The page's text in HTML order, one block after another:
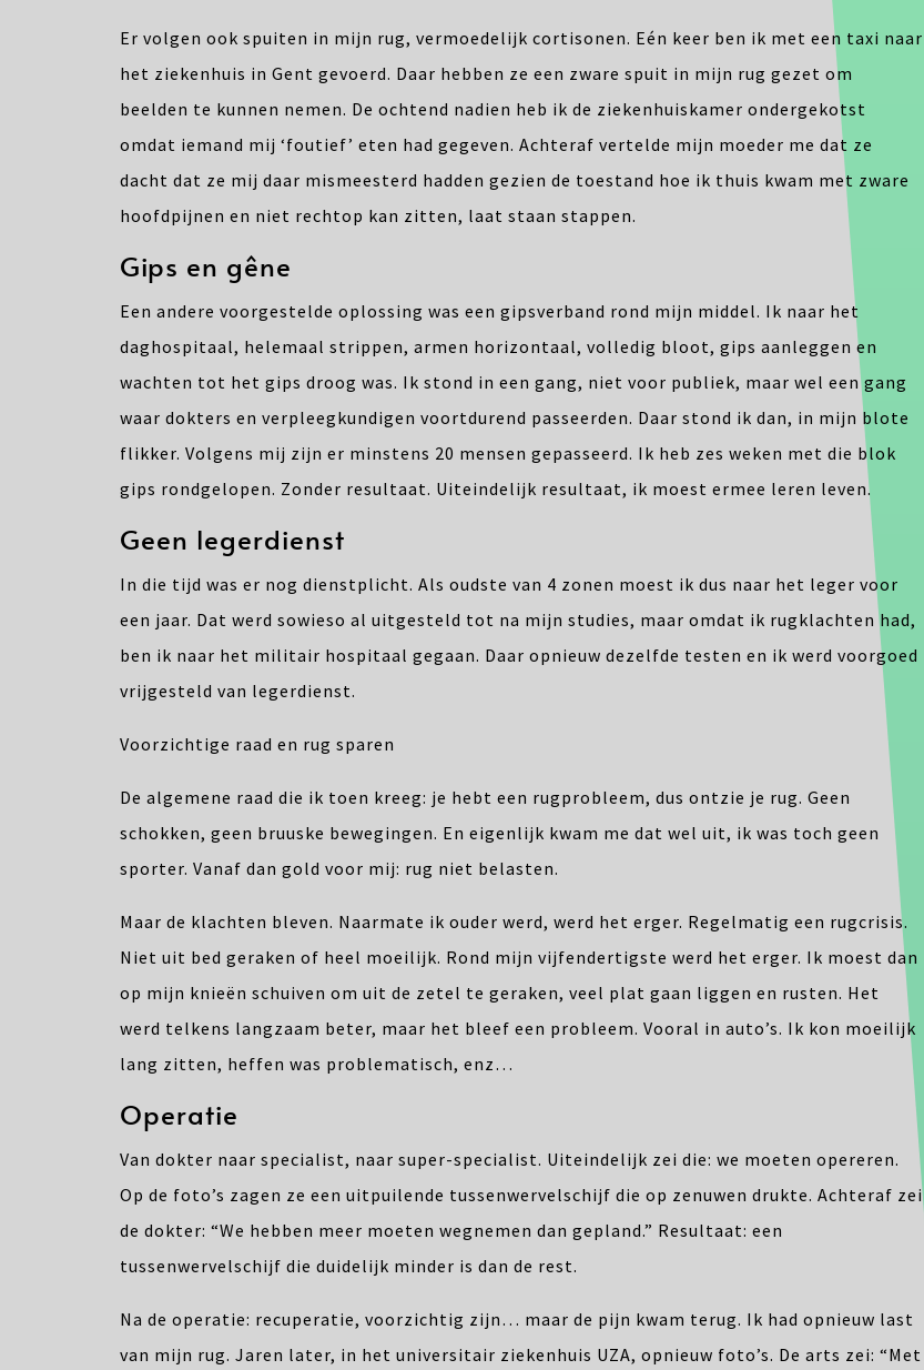
Er volgen ook spuiten in mijn rug, vermoedelijk cortisonen. Eén keer ben ik met een taxi naar
het ziekenhuis in Gent gevoerd. Daar hebben ze een zware spuit in mijn rug gezet om
beelden te kunnen nemen. De ochtend nadien heb ik de ziekenhuiskamer ondergekotst
omdat iemand mij ‘foutief’ eten had gegeven. Achteraf vertelde mijn moeder me dat ze
dacht dat ze mij daar mismeesterd hadden gezien de toestand hoe ik thuis kwam met zware
hoofdpijnen en niet rechtop kan zitten, laat staan stappen.
Gips en gêne
Een andere voorgestelde oplossing was een gipsverband rond mijn middel. Ik naar het
daghospitaal, helemaal strippen, armen horizontaal, volledig bloot, gips aanleggen en
wachten tot het gips droog was. Ik stond in een gang, niet voor publiek, maar wel een gang
waar dokters en verpleegkundigen voortdurend passeerden. Daar stond ik dan, in mijn blote
flikker. Volgens mij zijn er minstens 20 mensen gepasseerd. Ik heb zes weken met die blok
gips rondgelopen. Zonder resultaat. Uiteindelijk resultaat, ik moest ermee leren leven.
Geen legerdienst
In die tijd was er nog dienstplicht. Als oudste van 4 zonen moest ik dus naar het leger voor
een jaar. Dat werd sowieso al uitgesteld tot na mijn studies, maar omdat ik rugklachten had,
ben ik naar het militair hospitaal gegaan. Daar opnieuw dezelfde testen en ik werd voorgoed
vrijgesteld van legerdienst.
Voorzichtige raad en rug sparen
De algemene raad die ik toen kreeg: je hebt een rugprobleem, dus ontzie je rug. Geen
schokken, geen bruuske bewegingen. En eigenlijk kwam me dat wel uit, ik was toch geen
sporter. Vanaf dan gold voor mij: rug niet belasten.
Maar de klachten bleven. Naarmate ik ouder werd, werd het erger. Regelmatig een rugcrisis.
Niet uit bed geraken of heel moeilijk. Rond mijn vijfendertigste werd het erger. Ik moest dan
op mijn knieën schuiven om uit de zetel te geraken, veel plat gaan liggen en rusten. Het
werd telkens langzaam beter, maar het bleef een probleem. Vooral in auto’s. Ik kon moeilijk
lang zitten, heffen was problematisch, enz…
Operatie
Van dokter naar specialist, naar super-specialist. Uiteindelijk zei die: we moeten opereren.
Op de foto’s zagen ze een uitpuilende tussenwervelschijf die op zenuwen drukte. Achteraf zei
de dokter: “We hebben meer moeten wegnemen dan gepland.” Resultaat: een
tussenwervelschijf die duidelijk minder is dan de rest.
Na de operatie: recuperatie, voorzichtig zijn… maar de pijn kwam terug. Ik had opnieuw last
van mijn rug. Jaren later, in het universitair ziekenhuis UZA, opnieuw foto’s. De arts zei: “Met